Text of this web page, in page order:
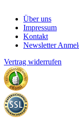
Über uns
Impressum
Kontakt
Newsletter
Vertrag widerrufen